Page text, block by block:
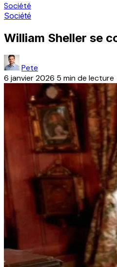
Société
Société
William Sheller se
Pete
6 janvier 2026 5 min de lecture